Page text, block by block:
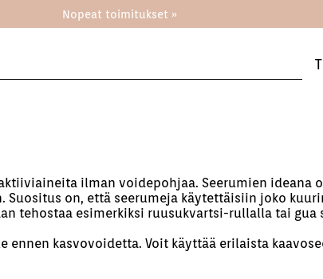
Nopeat toimitukset »
ilman voidepohjaa. Seerumien
Suositus on, että seerumeja käytettäisiin joko
tehostaa esimerkiksi ruusukvartsi-rullalla tai gua
ennen kasvovoidetta. Voit käyttää erilaista